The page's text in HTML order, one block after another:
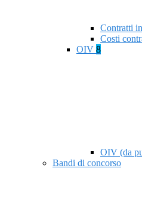
Contratti
Costi
OIV 8
OIV (da
Bandi di concorso